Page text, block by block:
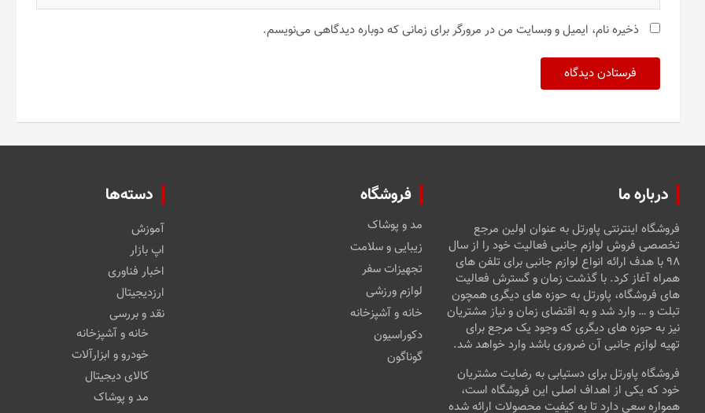
ذخیره نام، ایمیل و وبسایت من در مرورگر برای زمانی که دوباره دیدگاهی می‌نویسم.
درباره ما
فروشگاه اینترنتی پاورتل به عنوان اولین مرجع
تخصصی فروش لوازم جانبی فعالیت خود را از سال
۹۸ با هدف ارائه انواع لوازم جانبی برای تلفن های
همراه آغاز کرد. با گذشت زمان و گسترش فعالیت
های فروشگاه، پاورتل به حوزه های دیگری همچون
تبلت و … وارد شد و به اقتضای زمان و نیاز مشتریان
نیز به حوزه های دیگری که وجود یک مرجع برای
تهیه لوازم جانبی آن ضروری باشد وارد خواهد شد.
فروشگاه پاورتل برای دستیابی به رضایت مشتریان
خود که یکی از اهداف اصلی این فروشگاه است،
همواره سعی دارد تا به کیفیت محصولات ارائه شده
فروشگاه
مد و پوشاک
زیبایی و سلامت
تجهیزات سفر
لوازم ورزشی
خانه و آشپزخانه
دکوراسیون
گوناگون
دسته‌ها
آموزش
اپ بازار
اخبار فناوری
ارزدیجیتال
نقد و بررسی
خانه و آشپزخانه
خودرو و ابزارآلات
کالای دیجیتال
مد و پوشاک